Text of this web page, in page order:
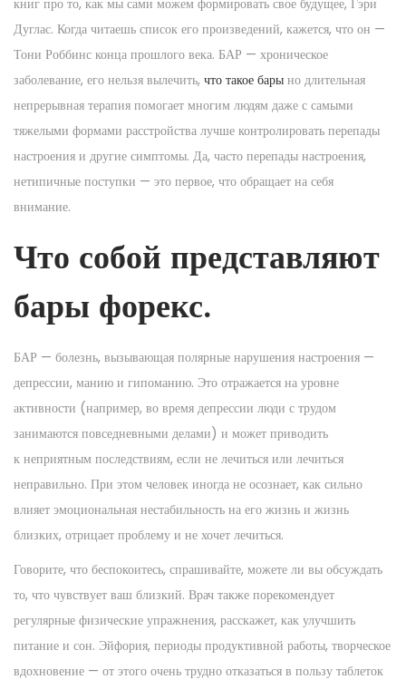
книг про то, как мы сами можем формировать свое будущее, Гэри
Дуглас. Когда читаешь список его произведений, кажется, что он —
Тони Роббинс конца прошлого века. БАР — хроническое
заболевание, его нельзя вылечить, что такое бары но длительная
непрерывная терапия помогает многим людям даже с самыми
тяжелыми формами расстройства лучше контролировать перепады
настроения и другие симптомы. Да, часто перепады настроения,
нетипичные поступки — это первое, что обращает на себя
внимание.
Что собой представляют
бары форекс.
БАР — болезнь, вызывающая полярные нарушения настроения —
депрессии, манию и гипоманию. Это отражается на уровне
активности (например, во время депрессии люди с трудом
занимаются повседневными делами) и может приводить
к неприятным последствиям, если не лечиться или лечиться
неправильно. При этом человек иногда не осознает, как сильно
влияет эмоциональная нестабильность на его жизнь и жизнь
близких, отрицает проблему и не хочет лечиться.
Говорите, что беспокоитесь, спрашивайте, можете ли вы обсуждать
то, что чувствует ваш близкий. Врач также порекомендует
регулярные физические упражнения, расскажет, как улучшить
питание и сон. Эйфория, периоды продуктивной работы, творческое
вдохновение — от этого очень трудно отказаться в пользу таблеток